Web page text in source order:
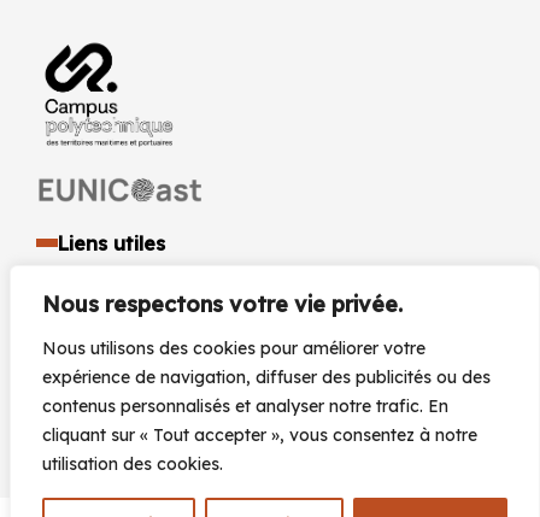
Nous respectons votre vie privée.
Nous utilisons des cookies pour améliorer votre
expérience de navigation, diffuser des publicités ou des
contenus personnalisés et analyser notre trafic. En
cliquant sur « Tout accepter », vous consentez à notre
utilisation des cookies.
Liens utiles
Espace presse et médias
Documents réglementaires
Marchés Publics
Actualités
Agenda